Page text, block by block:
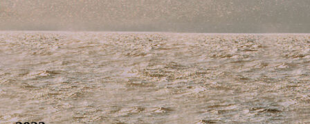
20241111_131537000_iOS